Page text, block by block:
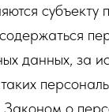
данных, за
Законом о